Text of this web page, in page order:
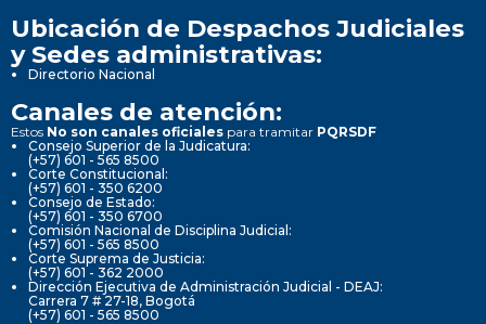
Ubicación de Despachos Judiciales
y Sedes administrativas:
Directorio Nacional
Canales de atención:
Estos No son canales oficiales para tramitar PQRSDF
Consejo Superior de la Judicatura:
(+57) 601 - 565 8500
Corte Constitucional:
(+57) 601 - 350 6200
Consejo de Estado:
(+57) 601 - 350 6700
Comisión Nacional de Disciplina Judicial:
(+57) 601 - 565 8500
Corte Suprema de Justicia:
(+57) 601 - 362 2000
Dirección Ejecutiva de Administración Judicial - DEAJ:
Carrera 7 # 27-18, Bogotá
(+57) 601 - 565 8500